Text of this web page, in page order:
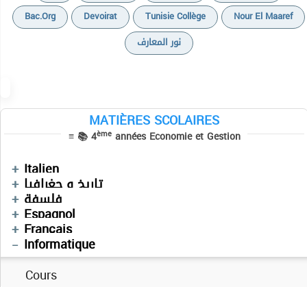
Bac.org
Devoirat Tunisie Collège
Nour El Maaref
نور المعارف
MATIÈRES SCOLAIRES
≡ 📚 4èmeannées Economie et Gestion
Italien
Devoirs
تاريخ و جغرافيا
دروس
فلسفة
Devoirs
Espagnol
Cours
Français
Devoirs
Informatique
Cours
Cours
Devoirs
Résumés de cours